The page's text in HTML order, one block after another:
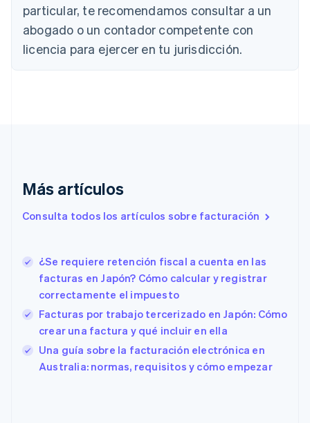
particular, te recomendamos consultar a un
abogado o un contador competente con
licencia para ejercer en tu jurisdicción.
Más artículos
Consulta todos los artículos sobre facturación
¿Se requiere retención fiscal a cuenta en las
facturas en Japón? Cómo calcular y registrar
correctamente el impuesto
Facturas por trabajo tercerizado en Japón: Cómo
crear una factura y qué incluir en ella
Una guía sobre la facturación electrónica en
Australia: normas, requisitos y cómo empezar
Canadá
China continental
简体中文English
English
English Italiano
Estados Unidos
EnglishEspañol 简体中文
Estonia
Finlandia
EnglishSvenska
Francia
Français
Gibraltar